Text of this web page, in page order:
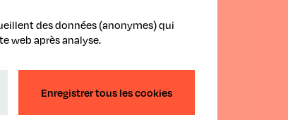
des données (anonymes) qui
web après analyse.
Enregistrer tous les cookies